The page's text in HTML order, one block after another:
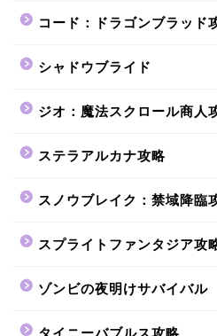
コード：ドラゴンブラッド
シャドウブライド
ジオ：魔法スクロール商人
ステラアルカナ攻略
スノウブレイク：禁域降臨
スプライトファンタジア攻
ゾンビの夜明けサバイバル
タイニーバブルス攻略